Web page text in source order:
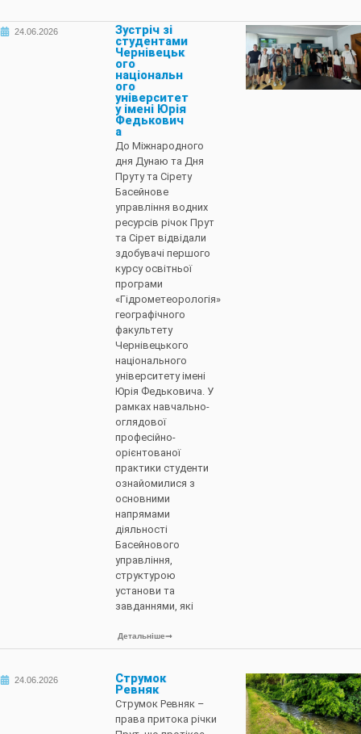
24.06.2026
Зустріч зі
студентами
Чернівецьк
ого
національн
ого
університет
у імені Юрія
Федькович
а
До Міжнародного
дня Дунаю та Дня
Пруту та Сірету
Басейнове
управління водних
ресурсів річок Прут
та Сірет відвідали
здобувачі першого
курсу освітньої
програми
«Гідрометеорологія»
географічного
факультету
Чернівецького
національного
університету імені
Юрія Федьковича. У
рамках навчально-
оглядової
професійно-
орієнтованої
практики студенти
ознайомилися з
основними
напрямами
діяльності
Басейнового
управління,
структурою
установи та
завданнями, які
Детальніше
24.06.2026
Струмок
Ревняк
Струмок Ревняк –
права притока річки